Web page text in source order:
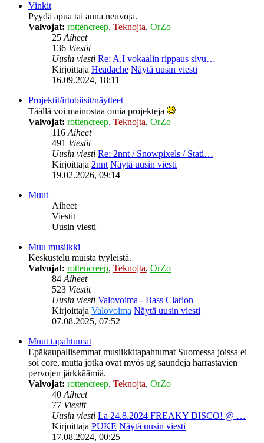
Vinkit
Pyydä apua tai anna neuvoja.
Valvojat: rottencreep, Teknojta, OrZo
25Aiheet
136 Viestit
Uusin viesti Re: A.I vokaalin rippaus sivu…
Kirjoittaja Headache Näytä uusin viesti
16.09.2024, 18:11
Projektit/irtobiisit/näytteet
Täällä voi mainostaa omia projekteja
Valvojat: rottencreep, Teknojta, OrZo
116Aiheet
491 Viestit
Uusin viesti Re: 2nnt / Snowpixels / Stati…
Kirjoittaja 2nnt Näytä uusin viesti
19.02.2026, 09:14
Muut
Aiheet
Viestit
Uusin viesti
Muu musiikki
Keskustelu muista tyyleistä.
Valvojat: rottencreep, Teknojta, OrZo
84Aiheet
523 Viestit
Uusin viesti Valovoima - Bass Clarion
Kirjoittaja Valovoima Näytä uusin viesti
07.08.2025, 07:52
Muut tapahtumat
Epäkaupallisemmat musiikkitapahtumat Suomessa joissa ei
soi core, mutta jotka ovat myös ug saundeja harrastavien
pervojen järkkäämiä.
Valvojat: rottencreep, Teknojta, OrZo
40Aiheet
77 Viestit
Uusin viesti La 24.8.2024 FREAKY DISCO! @ …
Kirjoittaja PUKE Näytä uusin viesti
17.08.2024, 00:25